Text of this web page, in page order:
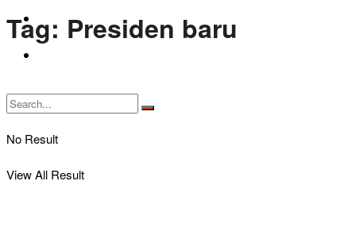
Bikers Cars
No Result
View All Result
Tag: Presiden baru